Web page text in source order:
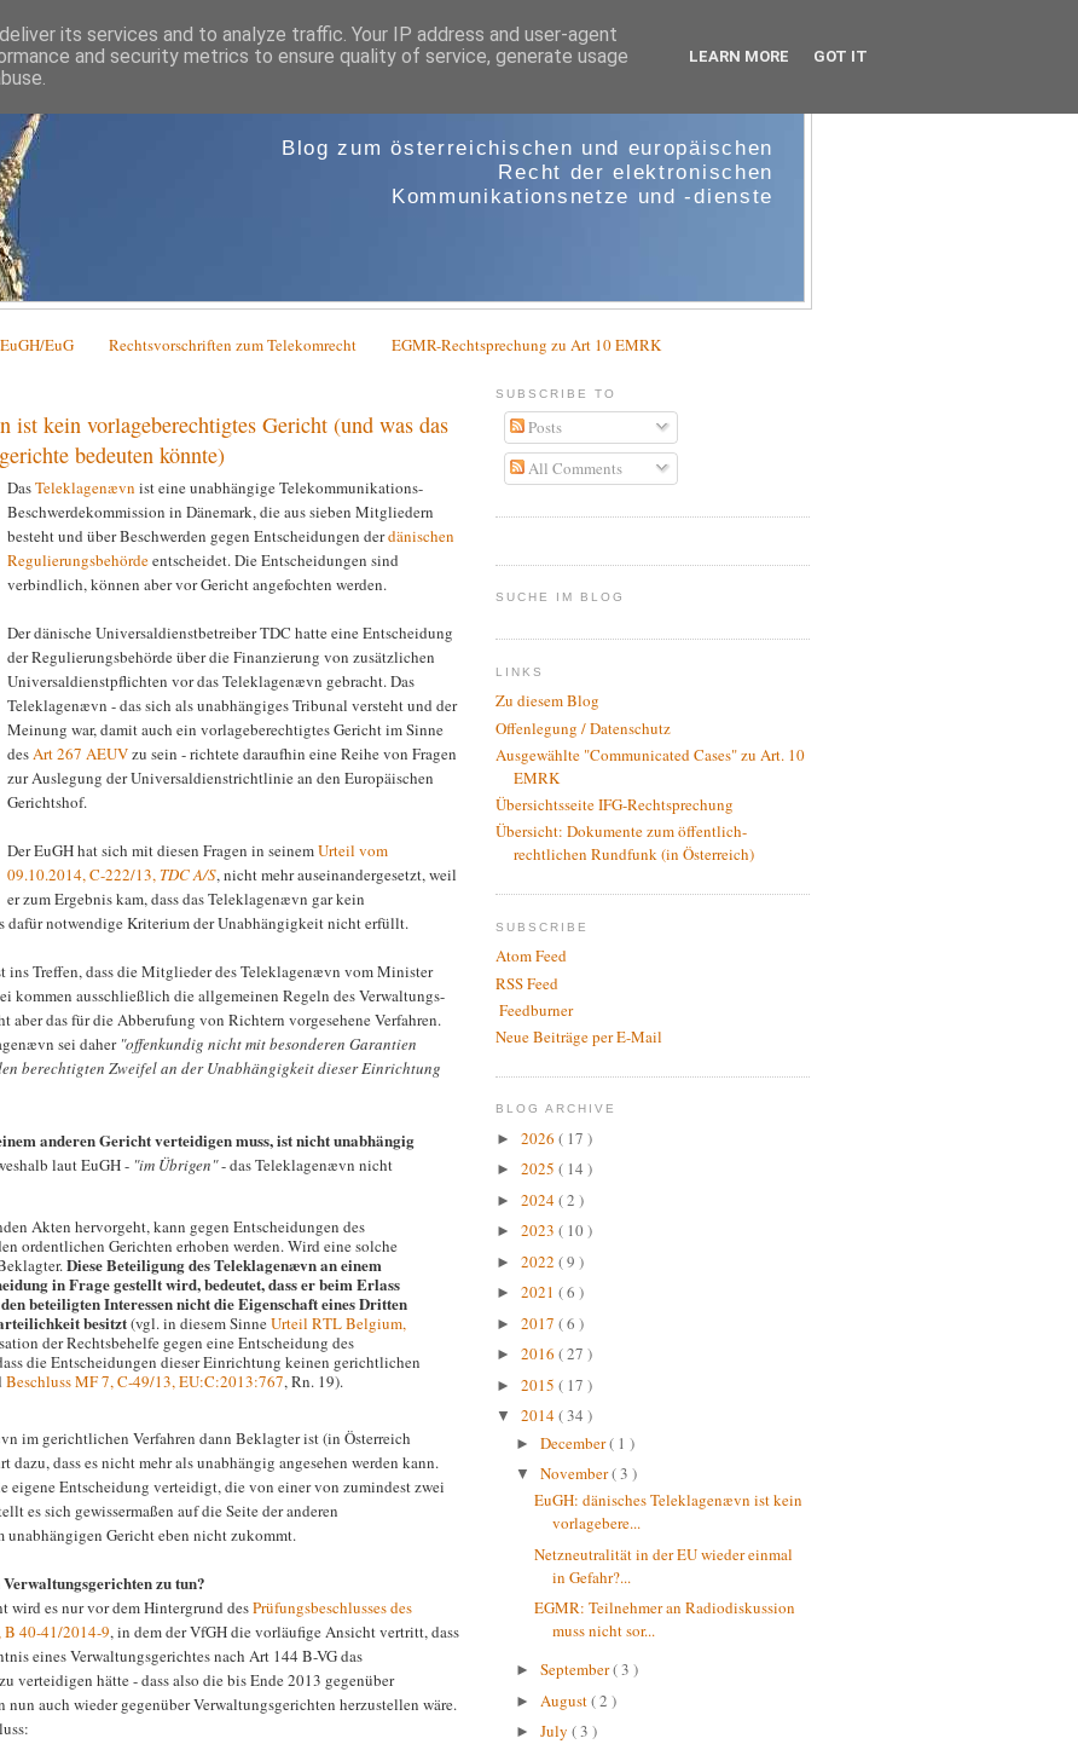
Blog zum österreichischen und europäischen
Recht der elektronischen
Kommunikationsnetze und -dienste
EuG Rechtsvorschriften zum Telekomrecht EGMR-Rechtsprechung zu Art 10 EMRK
ist kein vorlageberechtigtes Gericht (und was das
bedeuten könnte)
DasTeleklagenævn ist eine unabhängige Telekommunikations-
Beschwerdekommission in Dänemark, die aus sieben Mitgliedern
besteht und über Beschwerden gegen Entscheidungen derdänischen
Regulierungsbehördeentscheidet. Die Entscheidungen sind
verbindlich, können aber vor Gericht angefochten werden.
Der dänische Universaldienstbetreiber TDC hatte eine Entscheidung
der Regulierungsbehörde über die Finanzierung von zusätzlichen
Universaldienstpflichten vor das Teleklagenævn gebracht. Das
Teleklagenævn - das sich als unabhängiges Tribunal versteht und der
Meinung war, damit auch ein vorlageberechtigtes Gericht im Sinne
desArt 267 AEUVzu sein - richtete daraufhin eine Reihe von Fragen
zur Auslegung der Universaldienstrichtlinie an den Europäischen
Gerichtshof.
Der EuGH hat sich mit diesen Fragen in seinemUrteil vom
09.10.2014, C-222/13, TDC A/S, nicht mehr auseinandergesetzt, weil
er zum Ergebnis kam, dass das Teleklagenævn gar kein
dafür notwendige Kriterium der Unabhängigkeit nicht erfüllt.
ins Treffen, dass die Mitglieder des Teleklagenævn vom Minister
kommen ausschließlich die allgemeinen Regeln des Verwaltungs-
aber das für die Abberufung von Richtern vorgesehene Verfahren.
sei daher "offenkundig nicht mit besonderen Garantien
berechtigten Zweifel an der Unabhängigkeit dieser Einrichtung
anderen Gericht verteidigen muss, ist nicht unabhängig
laut EuGH - "im Übrigen"- das Teleklagenævn nicht
Akten hervorgeht, kann gegen Entscheidungen des
ordentlichen Gerichten erhoben werden. Wird eine solche
Diese Beteiligung des Teleklagenævn an einem
in Frage gestellt wird, bedeutet, dass er beim Erlass
beteiligten Interessen nicht die Eigenschaft eines Dritten
besitzt(vgl. in diesem SinneUrteil RTL Belgium,
der Rechtsbehelfe gegen eine Entscheidung des
die Entscheidungen dieser Einrichtung keinen gerichtlichen
Beschluss MF 7, C‑49/13, EU:C:2013:767, Rn. 19).
im gerichtlichen Verfahren dann Beklagter ist (in Österreich
dass es nicht mehr als unabhängig angesehen werden kann.
eigene Entscheidung verteidigt, die von einer von zumindest zwei
es sich gewissermaßen auf die Seite der anderen
unabhängigen Gericht eben nicht zukommt.
zu tun?
wird es nur vor dem Hintergrund desPrüfungsbeschlusses des
B 40-41/2014-9, in dem der VfGH die vorläufige Ansicht vertritt, dass
eines Verwaltungsgerichtes nach Art 144 B-VG das
verteidigen hätte - dass also die bis Ende 2013 gegenüber
auch wieder gegenüber Verwaltungsgerichten herzustellen wäre.
SUBSCRIBE TO
Posts
All Comments
SUCHE IM BLOG
LINKS
Zu diesem Blog
Offenlegung / Datenschutz
Ausgewählte "Communicated Cases" zu Art. 10
EMRK
Übersichtsseite IFG-Rechtsprechung
Übersicht: Dokumente zum öffentlich-
rechtlichen Rundfunk (in Österreich)
SUBSCRIBE
Atom Feed
RSS Feed
Feedburner
Neue Beiträge per E-Mail
BLOG ARCHIVE
► 2026 ( 17 )
► 2025 ( 14 )
► 2024( 2 )
► 2023 ( 10 )
► 2022 ( 9 )
► 2021 ( 6 )
► 2017 ( 6 )
► 2016 ( 27 )
► 2015 ( 17 )
▼ 2014( 34 )
► December( 1 )
▼ November( 3 )
EuGH: dänisches Teleklagenævn ist kein
vorlagebere...
Netzneutralität in der EU wieder einmal
in Gefahr?...
EGMR: Teilnehmer an Radiodiskussion
muss nicht sor...
► September( 3 )
► August( 2 )
► July ( 3 )
its services and to analyze traffic. Your IP address and user-agent
and security metrics to ensure quality of service, generate usage
LEARN MORE GOT IT